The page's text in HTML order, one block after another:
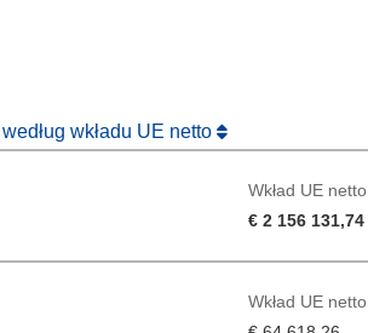
wkładu UE netto
Wkład UE netto
€ 2 156 131,74
Wkład UE netto